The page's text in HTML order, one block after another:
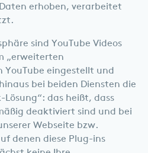
erhoben, verarbeitet
sind YouTube Videos
„erweiterten
YouTube eingestellt und
bei beiden Diensten die
das heißt, dass
deaktiviert sind und bei
Webseite bzw.
denen diese Plug-ins